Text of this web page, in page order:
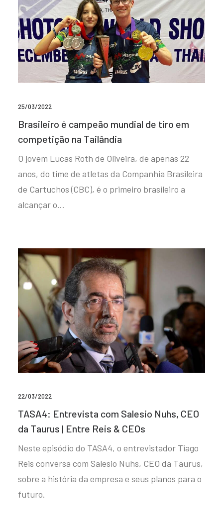
25/03/2022
Brasileiro é campeão mundial de tiro em
competição na Tailândia
O jovem Lucas Roth de Oliveira, de apenas 22
anos, do time de atletas da Companhia Brasileira
de Cartuchos (CBC), é o primeiro brasileiro a
alcançar o…
22/03/2022
TASA4: Entrevista com Salesio Nuhs, CEO
da Taurus | Entre Reis & CEOs
Neste episódio do TASA4, o entrevistador Tiago
Reis conversa com Salesio Nuhs, CEO da Taurus,
sobre a história da empresa e seus planos para o
futuro.